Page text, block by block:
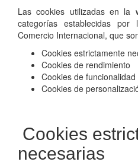
Las cookies utilizadas en la
categorías establecidas
Comercio Internacional, que
Cookies estrictamente
Cookies de rendimiento
Cookies de funcionalidad
Cookies de
Cookies
necesarias